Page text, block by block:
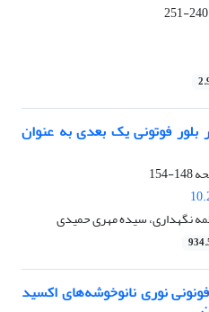
240-251
بلور فوتونی یک بعدی به عنوان
148-154
نگهداری، سیده مهری حمیدی
نوری نانوخوشه‌های اکسید